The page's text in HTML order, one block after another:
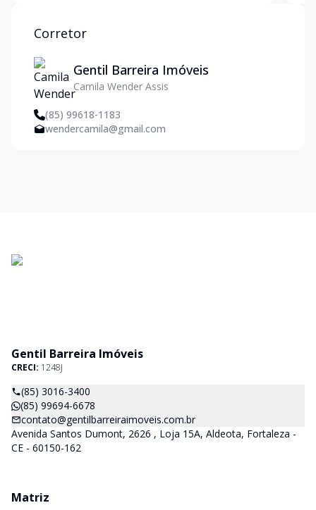
Corretor
Gentil Barreira Imóveis
Camila Wender Assis
(85) 99618-1183
wendercamila@gmail.com
Gentil Barreira Imóveis
CRECI: 1248J
(85) 3016-3400
(85) 99694-6678
contato@gentilbarreiraimoveis.com.br
Avenida Santos Dumont, 2626 , Loja 15A, Aldeota, Fortaleza -
CE - 60150-162
Matriz